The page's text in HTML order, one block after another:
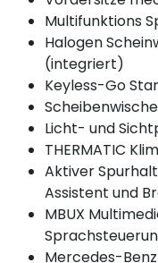
Multifunktions
Halogen
(integriert)
Keyless-Go
Licht- und
THERMATIC
Aktiver
Assistent und
MBUX
Mercedes-